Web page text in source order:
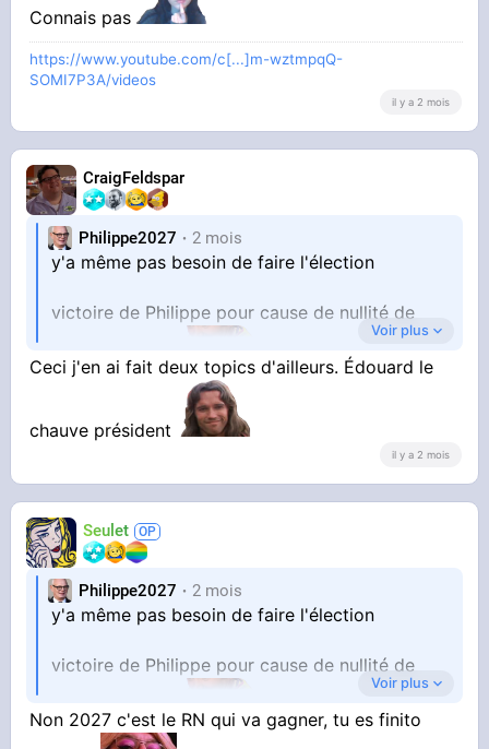
Connais pas
https://www.youtube.com/c[...]m-wztmpqQ-
SOMI7P3A/videos
il y a 2 mois
CraigFeldspar
Philippe2027 2 mois
y'a même pas besoin de faire l'élection
victoire de Philippe pour cause de nullité de
tous les autres
Voir plus
Ceci j'en ai fait deux topics d'ailleurs. Édouard le
chauve président
il y a 2 mois
Seulet
Philippe2027 2 mois
y'a même pas besoin de faire l'élection
victoire de Philippe pour cause de nullité de
tous les autres
Voir plus
Non 2027 c'est le RN qui va gagner, tu es finito